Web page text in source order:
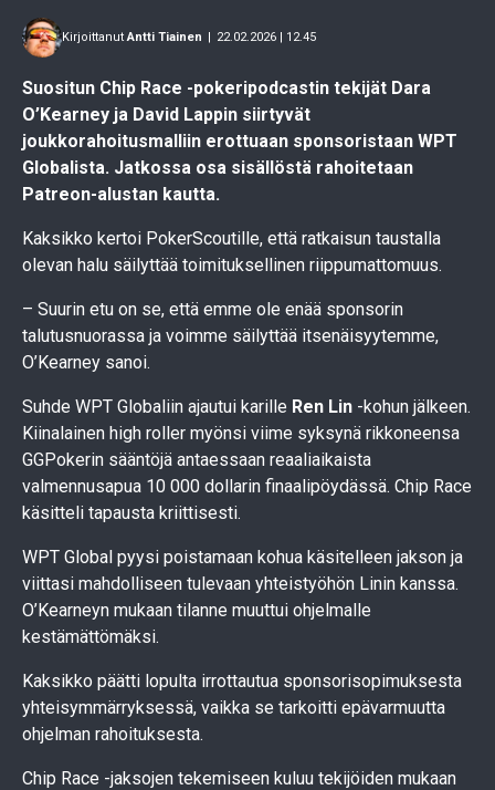
KirjoittanutAntti Tiainen | 22.02.2026 | 12.45
Suositun Chip Race -pokeripodcastin tekijät Dara
O’Kearney ja David Lappin siirtyvät
joukkorahoitusmalliin erottuaan sponsoristaan WPT
Globalista. Jatkossa osa sisällöstä rahoitetaan
Patreon-alustan kautta.
Kaksikko kertoi PokerScoutille, että ratkaisun taustalla
olevan halu säilyttää toimituksellinen riippumattomuus.
– Suurin etu on se, että emme ole enää sponsorin
talutusnuorassa ja voimme säilyttää itsenäisyytemme,
O’Kearney sanoi.
Suhde WPT Globaliin ajautui karille Ren Lin -kohun jälkeen.
Kiinalainen high roller myönsi viime syksynä rikkoneensa
GGPokerin sääntöjä antaessaan reaaliaikaista
valmennusapua 10 000 dollarin finaalipöydässä. Chip Race
käsitteli tapausta kriittisesti.
WPT Global pyysi poistamaan kohua käsitelleen jakson ja
viittasi mahdolliseen tulevaan yhteistyöhön Linin kanssa.
O’Kearneyn mukaan tilanne muuttui ohjelmalle
kestämättömäksi.
Kaksikko päätti lopulta irrottautua sponsorisopimuksesta
yhteisymmärryksessä, vaikka se tarkoitti epävarmuutta
ohjelman rahoituksesta.
Chip Race -jaksojen tekemiseen kuluu tekijöiden mukaan